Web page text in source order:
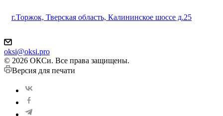
г.Торжок, Тверская область, Калининское шоссе д.25
oksi@oksi.pro
© 2026 ОКСи. Все права защищены.
Версия для печати